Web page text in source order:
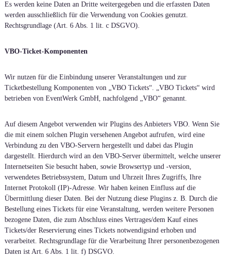
Es werden keine Daten an Dritte weitergegeben und die erfassten Daten
werden ausschließlich für die Verwendung von Cookies genutzt.
Rechtsgrundlage (Art. 6 Abs. 1 lit. c DSGVO).
VBO-Ticket-Komponenten
Wir nutzen für die Einbindung unserer Veranstaltungen und zur
Ticketbestellung Komponenten von „VBO Tickets“. „VBO Tickets“ wird
betrieben von EventWerk GmbH, nachfolgend „VBO“ genannt.
Auf diesem Angebot verwenden wir Plugins des Anbieters VBO. Wenn Sie
die mit einem solchen Plugin versehenen Angebot aufrufen, wird eine
Verbindung zu den VBO-Servern hergestellt und dabei das Plugin
dargestellt. Hierdurch wird an den VBO-Server übermittelt, welche unserer
Internetseiten Sie besucht haben, sowie Browsertyp und -version,
verwendetes Betriebssystem, Datum und Uhrzeit Ihres Zugriffs, Ihre
Internet Protokoll (IP)-Adresse. Wir haben keinen Einfluss auf die
Übermittlung dieser Daten. Bei der Nutzung diese Plugins z. B. Durch die
Bestellung eines Tickets für eine Veranstaltung, werden weitere Personen
bezogene Daten, die zum Abschluss eines Vertrages/dem Kauf eines
Tickets/der Reservierung eines Tickets notwendigsind erhoben und
verarbeitet. Rechtsgrundlage für die Verarbeitung Ihrer personenbezogenen
Daten ist Art. 6 Abs. 1 lit. f) DSGVO.